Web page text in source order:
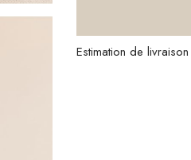
Estimation de